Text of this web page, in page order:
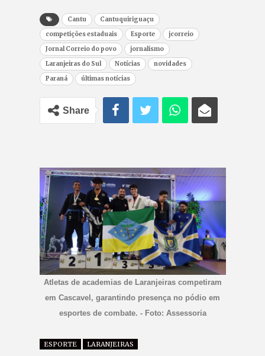
Cantu
Cantuquiriguaçu
competições estaduais
Esporte
jcorreio
Jornal Correio do povo
jornalismo
Laranjeiras do Sul
Notícias
novidades
Paraná
últimas notícias
Share
Atletas de academias de Laranjeiras competiram
em Cascavel, garantindo presença no pódio em
esportes de combate. - Foto: Assessoria
ESPORTE LARANJEIRAS